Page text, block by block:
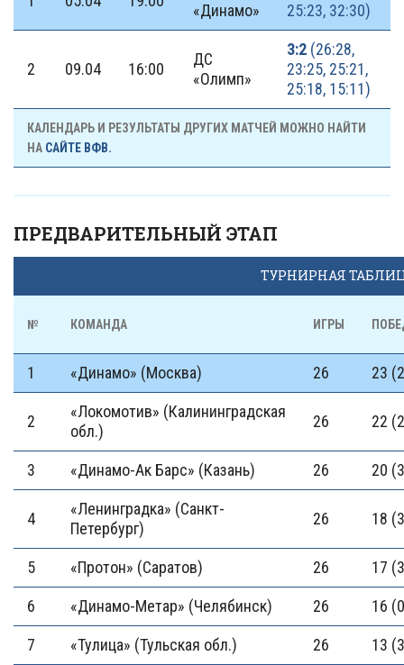
«Динамо»
25:23, 32:30)
2 09.04 16:00
ДС
«Олимп»
3:2 (26:28,
23:25, 25:21,
25:18, 15:11)
КАЛЕНДАРЬ И РЕЗУЛЬТАТЫ ДРУГИХ МАТЧЕЙ МОЖНО НАЙТИ
НА САЙТЕ ВФВ.
ПРЕДВАРИТЕЛЬНЫЙ ЭТАП
ТУРНИРНАЯ
№ КОМАНДА ИГРЫ
1 «Динамо» (Москва) 26 23
2
«Локомотив» (Калининградская
обл.)
26 22
3 «Динамо-Ак Барс» (Казань) 26 20
4
«Ленинградка» (Санкт-
Петербург)
26 18
5 «Протон» (Саратов) 26 17
6 «Динамо-Метар» (Челябинск) 26 16
7 «Тулица» (Тульская обл.) 26 13